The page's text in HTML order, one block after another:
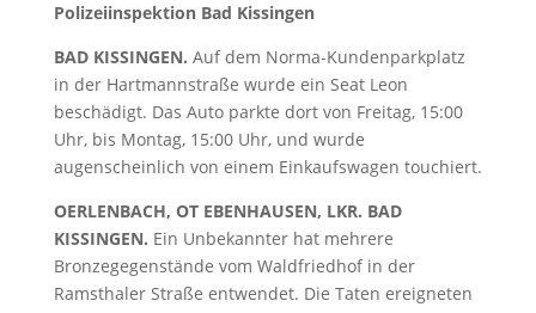
Polizeiinspektion Bad Kissingen
BAD KISSINGEN. Auf dem Norma-Kundenparkplatz
in der Hartmannstraße wurde ein Seat Leon
beschädigt. Das Auto parkte dort von Freitag, 15:00
Uhr, bis Montag, 15:00 Uhr, und wurde
augenscheinlich von einem Einkaufswagen touchiert.
OERLENBACH, OT EBENHAUSEN, LKR. BAD
KISSINGEN. Ein Unbekannter hat mehrere
Bronzegegenstände vom Waldfriedhof in der
Ramsthaler Straße entwendet. Die Taten ereigneten